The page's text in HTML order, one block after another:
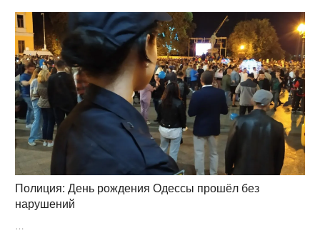
Полиция: День рождения Одессы прошёл без
нарушений